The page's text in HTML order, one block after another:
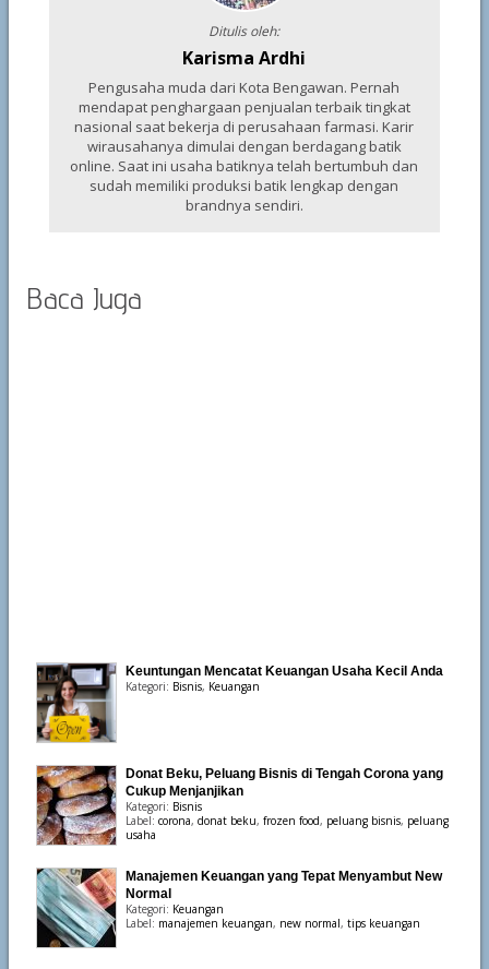
Ditulis oleh:
Karisma Ardhi
Pengusaha muda dari Kota Bengawan. Pernah
mendapat penghargaan penjualan terbaik tingkat
nasional saat bekerja di perusahaan farmasi. Karir
wirausahanya dimulai dengan berdagang batik
online. Saat ini usaha batiknya telah bertumbuh dan
sudah memiliki produksi batik lengkap dengan
brandnya sendiri.
Baca Juga
Keuntungan Mencatat Keuangan Usaha Kecil Anda
Kategori: Bisnis, Keuangan
Donat Beku, Peluang Bisnis di Tengah Corona yang
Cukup Menjanjikan
Kategori: Bisnis
Label: corona, donat beku, frozen food, peluang bisnis, peluang
usaha
Manajemen Keuangan yang Tepat Menyambut New
Normal
Kategori: Keuangan
Label: manajemen keuangan, new normal, tips keuangan